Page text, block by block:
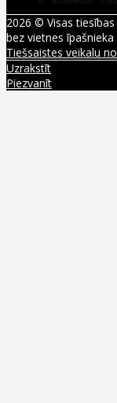
2026 © Visas
bez vietnes
Tiešsaistes veikalu
Uzrakstīt
Piezvanīt